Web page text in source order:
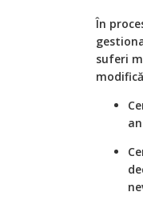
În
suferi